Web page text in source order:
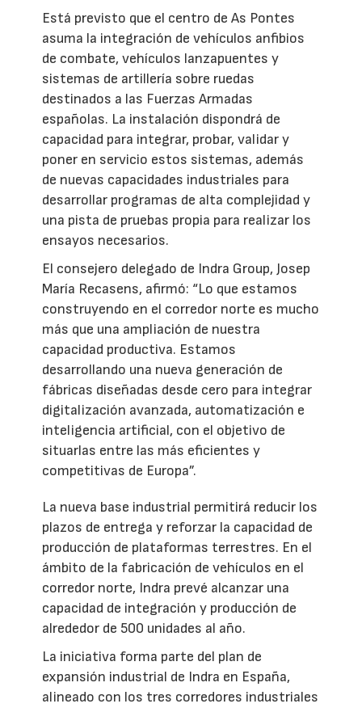
Está previsto que el centro de As Pontes
asuma la integración de vehículos anfibios
de combate, vehículos lanzapuentes y
sistemas de artillería sobre ruedas
destinados a las Fuerzas Armadas
españolas. La instalación dispondrá de
capacidad para integrar, probar, validar y
poner en servicio estos sistemas, además
de nuevas capacidades industriales para
desarrollar programas de alta complejidad y
una pista de pruebas propia para realizar los
ensayos necesarios.
El consejero delegado de Indra Group, Josep
María Recasens, afirmó: “Lo que estamos
construyendo en el corredor norte es mucho
más que una ampliación de nuestra
capacidad productiva. Estamos
desarrollando una nueva generación de
fábricas diseñadas desde cero para integrar
digitalización avanzada, automatización e
inteligencia artificial, con el objetivo de
situarlas entre las más eficientes y
competitivas de Europa”.
La nueva base industrial permitirá reducir los
plazos de entrega y reforzar la capacidad de
producción de plataformas terrestres. En el
ámbito de la fabricación de vehículos en el
corredor norte, Indra prevé alcanzar una
capacidad de integración y producción de
alrededor de 500 unidades al año.
La iniciativa forma parte del plan de
expansión industrial de Indra en España,
alineado con los tres corredores industriales